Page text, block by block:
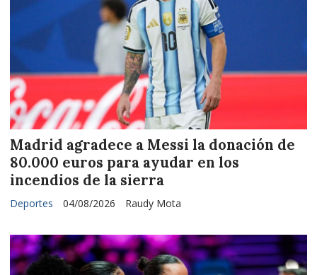
Madrid agradece a Messi la donación de
80.000 euros para ayudar en los
incendios de la sierra
Raudy Mota
Deportes 04/08/2026